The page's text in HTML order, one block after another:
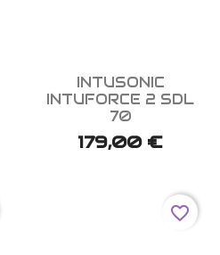
Aperçu rapide
INTUSONIC
INTUFORCE 2 SDL
70
179,00 €
favorite_border